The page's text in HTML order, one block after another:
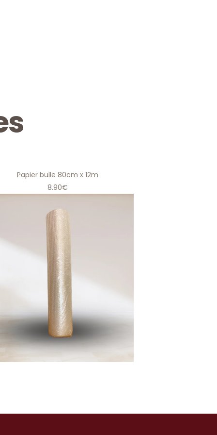
Papier bulle 80cm x 12m
8.90€
Papier bulle 80cm x 12m
8,90€